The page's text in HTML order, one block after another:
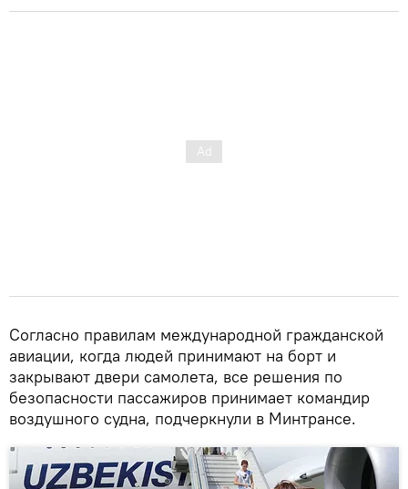
Согласно правилам международной гражданской
авиации, когда людей принимают на борт и
закрывают двери самолета, все решения по
безопасности пассажиров принимает командир
воздушного судна, подчеркнули в Минтрансе.